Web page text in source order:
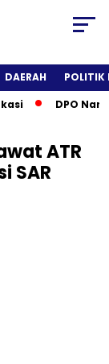
DAERAH
POLITIK
DPO
ATR
SAR